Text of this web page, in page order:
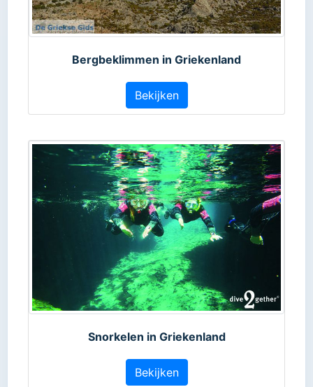
Bergbeklimmen in Griekenland
Bekijken
Snorkelen in Griekenland
Bekijken